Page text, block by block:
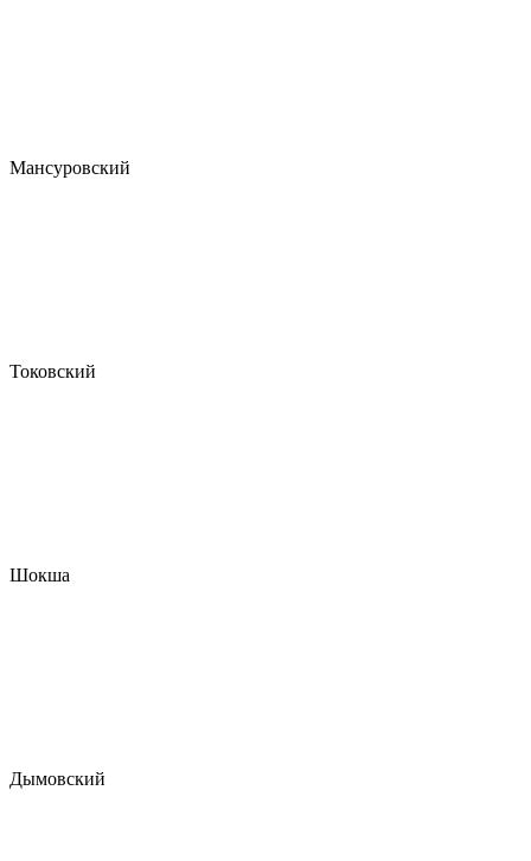
Мансуровский
Токовский
Шокша
Дымовский